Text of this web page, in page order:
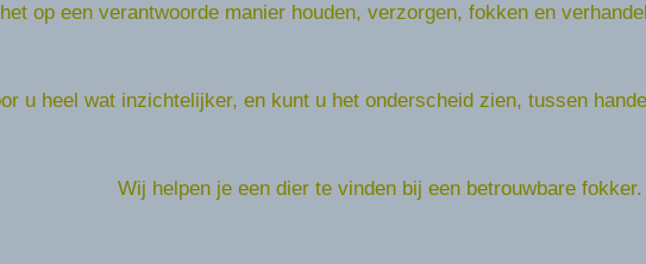
op een verantwoorde manier houden, verzorgen, fokken en
u heel wat inzichtelijker, en kunt u het onderscheid zien, tussen
Wij helpen je een dier te vinden bij een betrouwbare fokker.